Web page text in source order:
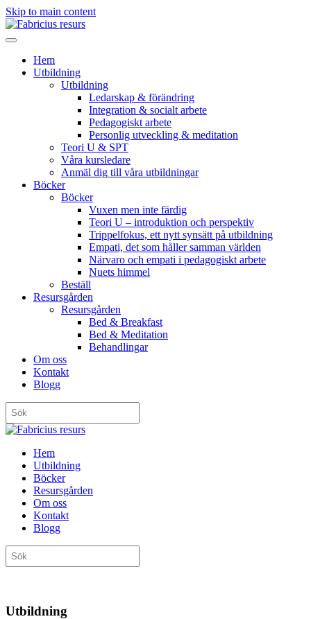
Skip to main content
Hem
Utbildning
Utbildning
Ledarskap & förändring
Integration & socialt arbete
Pedagogiskt arbete
Personlig utveckling & meditation
Teori U & SPT
Våra kursledare
Anmäl dig till våra utbildningar
Böcker
Böcker
Vuxen men inte färdig
Teori U – introduktion och perspektiv
Trippelfokus, ett nytt synsätt på utbildning
Empati, det som håller samman världen
Närvaro och empati i pedagogiskt arbete
Nuets himmel
Beställ
Resursgården
Resursgården
Bed & Breakfast
Bed & Meditation
Behandlingar
Om oss
Kontakt
Blogg
Hem
Utbildning
Böcker
Resursgården
Om oss
Kontakt
Blogg
Utbildning